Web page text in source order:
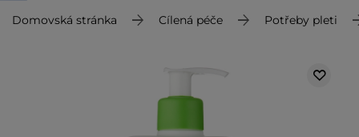
Domovská stránka Cílená péče Potřeby pleti